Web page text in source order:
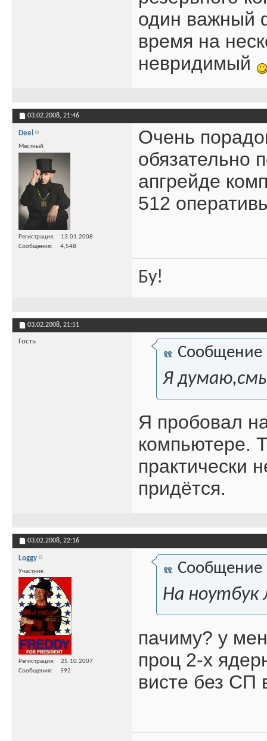
один важный
время на
невридимый
03.02.2008, 21:46
Deel
Местный
Регистрация
13.01.2008
Сообщения
4,548
Очень
обязательно
апгрейде
512
Бу!
03.02.2008, 21:51
Гость
Сообщение
Я
Я пробовал
компьютере.
практически
придётся.
03.02.2008, 22:16
Loggy
Участник
Регистрация
25.10.2007
Сообщения
592
Сообщение
На ноутбук
пачиму? у
проц 2-х
висте без СП